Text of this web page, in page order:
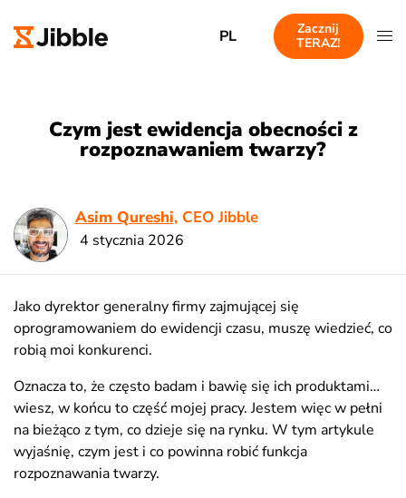
PL
Zacznij
TERAZ!
Czym jest ewidencja obecności z
rozpoznawaniem twarzy?
Asim Qureshi, CEO Jibble
4 stycznia 2026
Jako dyrektor generalny firmy zajmującej się
oprogramowaniem do ewidencji czasu, muszę wiedzieć, co
robią moi konkurenci.
Oznacza to, że często badam i bawię się ich produktami…
wiesz, w końcu to część mojej pracy. Jestem więc w pełni
na bieżąco z tym, co dzieje się na rynku. W tym artykule
wyjaśnię, czym jest i co powinna robić funkcja
rozpoznawania twarzy.